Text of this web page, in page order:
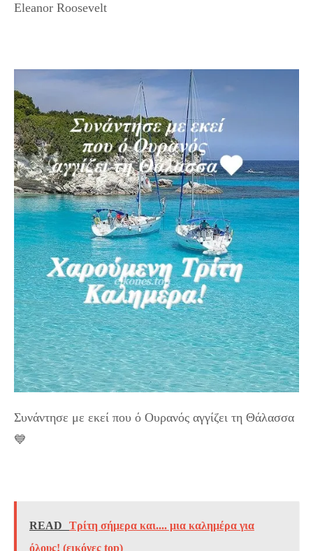
Eleanor Roosevelt
Συνάντησε με εκεί που ό Ουρανός αγγίζει τη Θάλασσα
💙
READ
Τρίτη σήμερα και.... μια καλημέρα για
όλους! (εικόνες top)